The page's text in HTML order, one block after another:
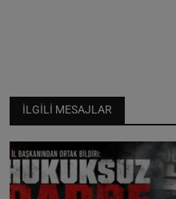
İLGILI MESAJLAR